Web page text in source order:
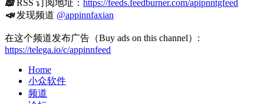
📖RSS 订阅地址： https://feeds.feedburner.com/apipnntgfeed
📣发现频道 @appinnfaxian
在这个频道发布广告（Buy ads on this channel）:
https://telega.io/c/appinnfeed
Home
小众软件
频道